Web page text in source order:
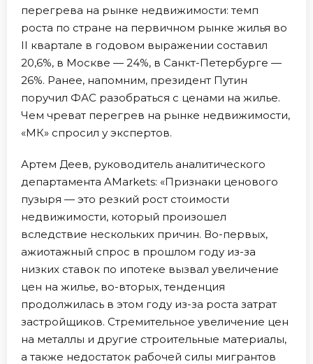
перегрева на рынке недвижимости: темп
роста по стране на первичном рынке жилья во
II квартале в годовом выражении составил
20,6%, в Москве — 24%, в Санкт-Петербурге —
26%. Ранее, напомним, президент Путин
поручил ФАС разобраться с ценами на жилье.
Чем чреват перегрев на рынке недвижимости,
«МК» спросил у экспертов.
Артем Деев, руководитель аналитического
департамента AMarkets: «Признаки ценового
пузыря — это резкий рост стоимости
недвижимости, который произошел
вследствие нескольких причин. Во-первых,
ажиотажный спрос в прошлом году из-за
низких ставок по ипотеке вызвал увеличение
цен на жилье, во-вторых, тенденция
продолжилась в этом году из-за роста затрат
застройщиков. Стремительное увеличение цен
на металлы и другие строительные материалы,
а также недостаток рабочей силы мигрантов